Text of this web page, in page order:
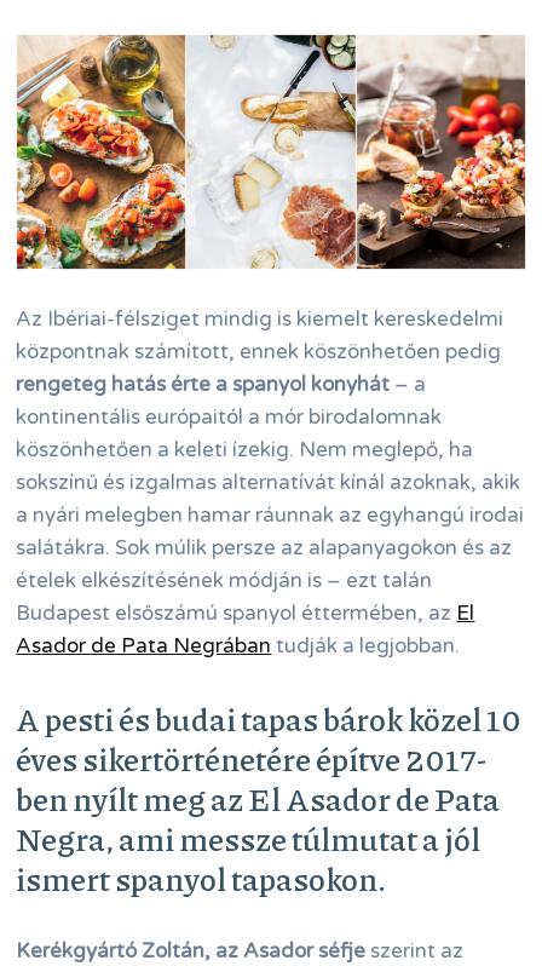
Az Ibériai-félsziget mindig is kiemelt kereskedelmi
központnak számított, ennek köszönhetően pedig
rengeteg hatás érte a spanyol konyhát – a
kontinentális európaitól a mór birodalomnak
köszönhetően a keleti ízekig. Nem meglepő, ha
sokszínű és izgalmas alternatívát kínál azoknak, akik
a nyári melegben hamar ráunnak az egyhangú irodai
salátákra. Sok múlik persze az alapanyagokon és az
ételek elkészítésének módján is – ezt talán
Budapest elsőszámú spanyol éttermében, az El
Asador de Pata Negrában tudják a legjobban.
A pesti és budai tapas bárok közel 10
éves sikertörténetére építve 2017-
ben nyílt meg az El Asador de Pata
Negra, ami messze túlmutat a jól
ismert spanyol tapasokon.
Kerékgyártó Zoltán, az Asador séfje szerint az